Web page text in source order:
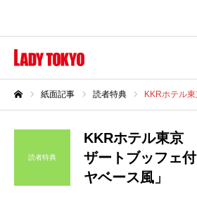
紙面記事 読者特典 KKRホテル東京 オードブル
読者特典
KKRホテル東京
ザートブッフェ
ヤベース風」